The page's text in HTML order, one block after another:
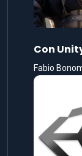
Con
Fabio